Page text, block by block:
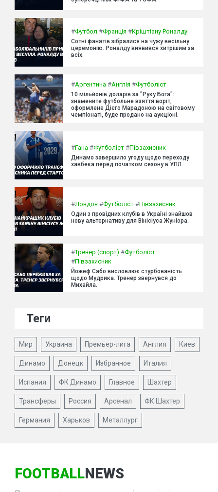
#Футбол #Франція #Кріштіану Роналду
Сотні фанатів зібралися на чужу весільну
церемонію. Роналду виявився хитрішим за
всіх.
#Аргентина #Англія #Футболіст
10 мільйонів доларів за "Руку Бога":
знамените футбольне взяття воріт,
оформлене Дієго Марадоною на світовому
чемпіонаті, буде продано на аукціоні.
#Гана #Футболіст #Півзахисник
Динамо завершило угоду щодо переходу
хавбека перед початком сезону в УПЛ.
#Лондон #Футболіст #Півзахисник
Один з провідних клубів в Україні знайшов
нову альтернативу для Вінісіуса Жуніора.
#Тренер (спорт) #Футболіст
#Півзахисник
Йожеф Сабо висловлює стурбованість
щодо Мудрика. Тренер звернувся до
Михайла.
Теги
Мир Украина Премьер-лига Англия Киев
Динамо Донецк Избранное Италия
Испания ФК Динамо Главное Шахтер
Трансферы Россия Арсенал ФК Шахтер
Германия Харьков Металлург
FOOTBALLNEWS